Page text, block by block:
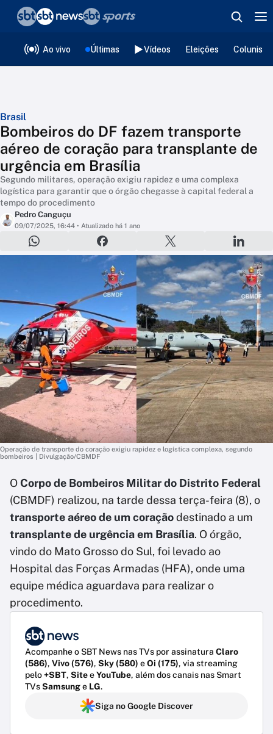
Ao vivo Últimas Vídeos Eleições
Brasil
Bombeiros do DF fazem transporte
aéreo de coração para transplante de
urgência em Brasília
Segundo militares, operação exigiu rapidez e uma complexa
logística para garantir que o órgão chegasse à capital federal a
tempo do procedimento
Pedro Canguçu
09/07/2025, 16:44 • Atualizado há 1 ano
Operação de transporte do coração exigiu rapidez e logística complexa, segundo
bombeiros | Divulgação/CBMDF
OCorpo de Bombeiros Militar do Distrito Federal
(CBMDF) realizou, na tarde dessa terça-feira (8), o
transporte aéreo de um coraçãodestinado a um
transplante de urgência em Brasília. O órgão,
vindo do Mato Grosso do Sul, foi levado ao
Hospital das Forças Armadas (HFA), onde uma
equipe médica aguardava para realizar o
procedimento.
Acompanhe o SBT News nas TVs por assinatura Claro
(586), Vivo (576), Sky (580) eOi (175), via streaming
pelo+SBT, SiteeYouTube, além dos canais nas Smart
TVsSamsunge LG.
Siga no Google Discover
❮voltar
Editorias